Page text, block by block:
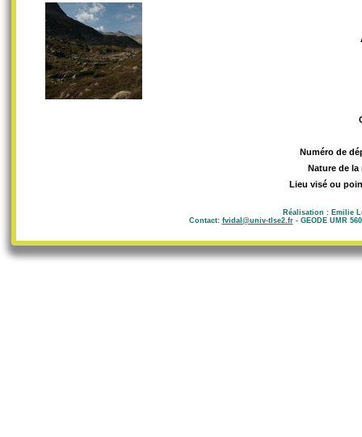
Numéro de
Nature de la
Lieu visé ou
Réalisation : Emilie
Contact: fvidal@univ-tlse2.fr- GEODE UMR